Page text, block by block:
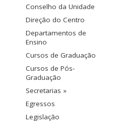
Conselho da Unidade
Direção do Centro
Departamentos de
Ensino
Cursos de Graduação
Cursos de Pós-
Graduação
Secretarias »
Egressos
Legislação